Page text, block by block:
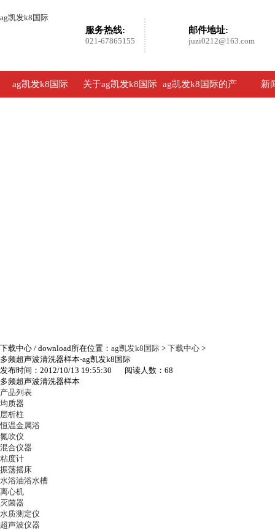
ag凯发k8国际
邮件地址:
juzi0212@163.com
服务热线:
021-67865155
ag凯发k8国际 关于ag凯发k8国际 ag凯发k8国际的产 新
下载中心 / download所在位置： ag凯发k8国际 > 下载中心 >
多频超声波清洗器样本-ag凯发k8国际
发布时间：2012/10/13 19:55:30 阅读人数：68
多频超声波清洗器样本
产品列表
均质器
层析柱
恒温金属浴
氮吹仪
混合仪器
粘度计
振荡摇床
水浴油浴水槽
离心机
灭菌器
水质测定仪
超声波仪器